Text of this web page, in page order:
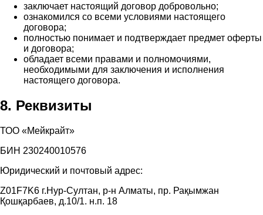
заключает настоящий договор добровольно;
ознакомился со всеми условиями настоящего
договора;
полностью понимает и подтверждает предмет оферты
и договора;
обладает всеми правами и полномочиями,
необходимыми для заключения и исполнения
настоящего договора.
8. Реквизиты
ТОО «Мейкрайт»
БИН 230240010576
Юридический и почтовый адрес:
Z01F7K6 г.Нур-Султан, р-н Алматы, пр. Рақымжан
Қошқарбаев, д.10/1. н.п. 18